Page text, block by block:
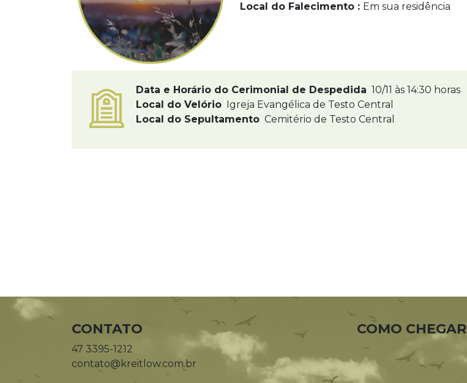
Local do Falecimento : Em sua residência
Data e Horário do Cerimonial de Despedida 10/11 às 14:30 horas
Local do Velório Igreja Evangélica de Testo Central
Local do Sepultamento Cemitério de Testo Central
CONTATO
47 3395-1212
contato@kreitlow.com.br
COMO CHEGAR